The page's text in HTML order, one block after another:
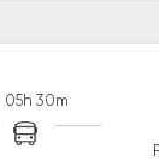
05h 30m